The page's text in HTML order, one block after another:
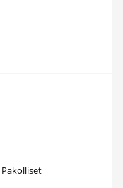
Pakolliset